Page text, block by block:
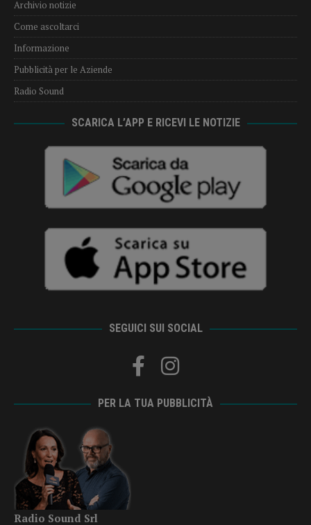
Archivio notizie
Come ascoltarci
Informazione
Pubblicità per le Aziende
Radio Sound
SCARICA L’APP E RICEVI LE NOTIZIE
SEGUICI SUI SOCIAL
PER LA TUA PUBBLICITÀ
Radio Sound Srl